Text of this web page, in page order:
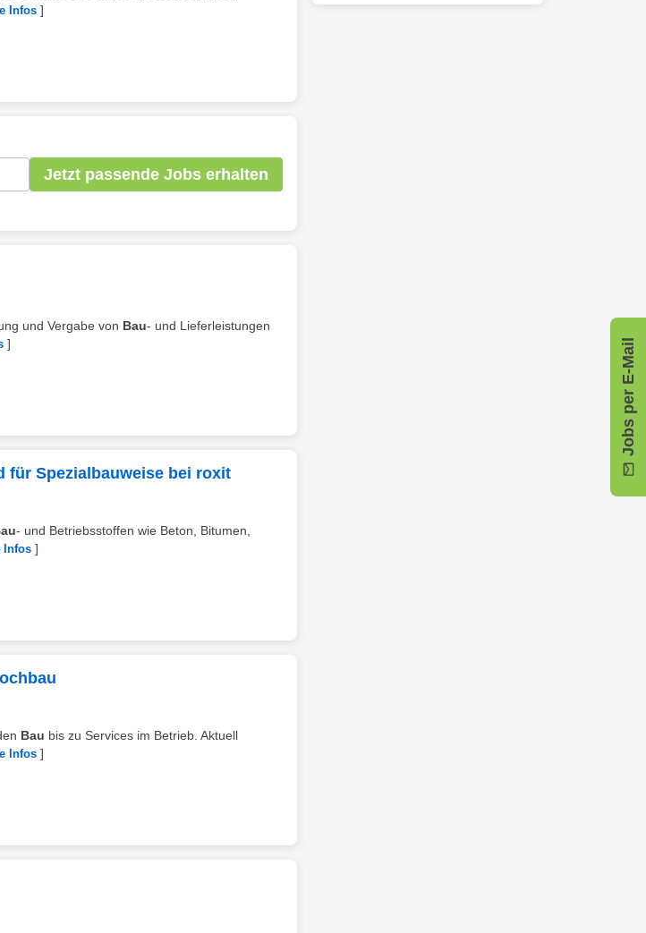
Infos ]
Jetzt passende Jobs erhalten
und Vergabe von Bau- und Lieferleistungen
]
für Spezialbauweise bei roxit
- und Betriebsstoffen wie Beton, Bitumen,
Infos ]
Bau bis zu Services im Betrieb. Aktuell
Infos ]
Jobs per E-Mail